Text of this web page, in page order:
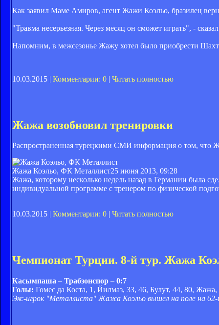
Как заявил Маме Амиров, агент Жажи Коэльо, бразилец
"Травма несерьезная. Через месяц он сможет играть", -
Напомним, в межсезонье Жажу хотел было приобрести
10.03.2015 | Комментарии: 0 | Читать полностью
Жажа возобновил тренировки
Распространенная турецкими СМИ информация о том, что
Жажа Коэльо, ФК Металлист25 июня 2013, 09:28
Жажа, которому несколько недель назад в Германии была
индивидуальной программе с тренером по физической
10.03.2015 | Комментарии: 0 Читать полностью
Чемпионат Турции. 8-й тур. Жажа
Касымпаша – Трабзонспор – 0:7
Голы: Гомес да Коста, 1, Йилмаз, 33, 46, Булут, 44, 80, Жажа,
Экс-игрок "Металлиста" Жажа Коэльо вышел на поле на